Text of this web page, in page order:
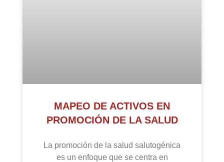
MAPEO DE ACTIVOS EN
PROMOCIÓN DE LA SALUD
La promoción de la salud salutogénica
es un enfoque que se centra en